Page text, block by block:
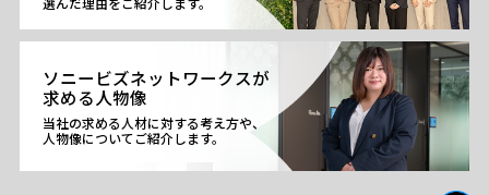
ソニービズネットワークスが
求める人物像
当社の求める人材に対する考え方や、
人物像についてご紹介します。